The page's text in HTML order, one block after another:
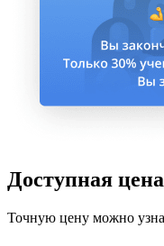
Доступная цена
Точную цену можно